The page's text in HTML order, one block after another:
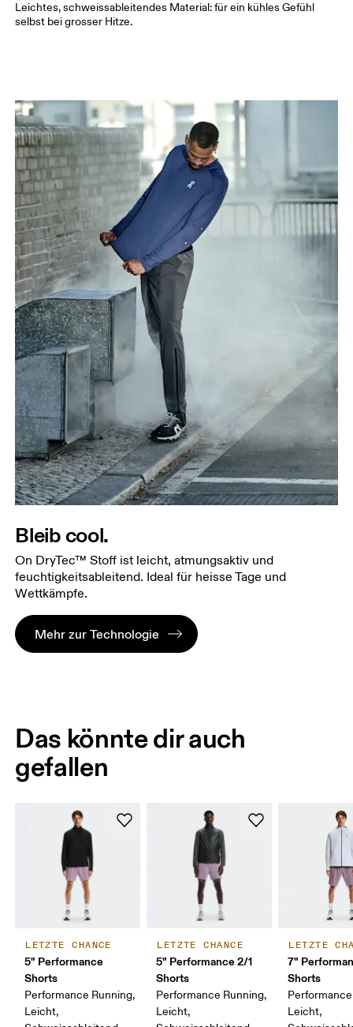
Leichtes, schweissableitendes Material: für ein kühles Gefühl
selbst bei grosser Hitze.
Bleib cool.
On DryTec™ Stoff ist leicht, atmungsaktiv und
feuchtigkeitsableitend. Ideal für heisse Tage und
Wettkämpfe.
Mehr zur Technologie
Das könnte dir auch
gefallen
LETZTE CHANCE
5" Performance
Shorts
Performance Running,
Leicht,
LETZTE CHANCE
5" Performance 2/1
Shorts
Performance Running,
Leicht,
LETZTE
7"
Shorts
Leicht,